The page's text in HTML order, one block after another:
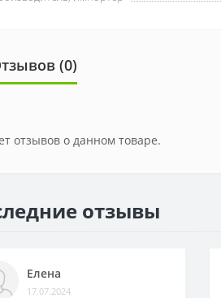
(0)
отзывов о данном товаре.
отзывы
Елена
17.07.2024